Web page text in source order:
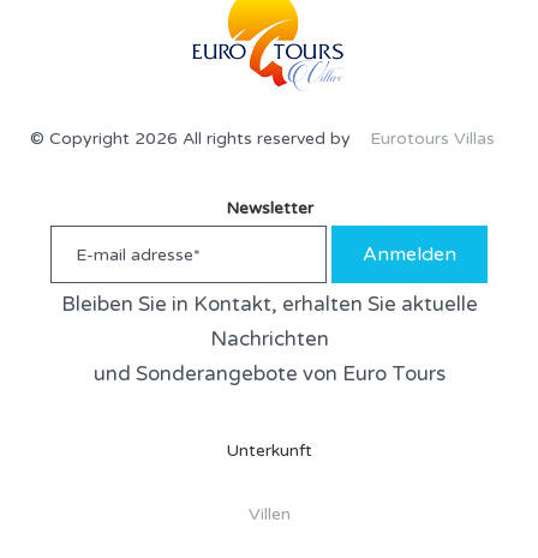
© Copyright 2026 All rights reserved by Eurotours Villas
Newsletter
Anmelden
Bleiben Sie in Kontakt, erhalten Sie aktuelle
Nachrichten
und Sonderangebote von Euro Tours
Unterkunft
Villen